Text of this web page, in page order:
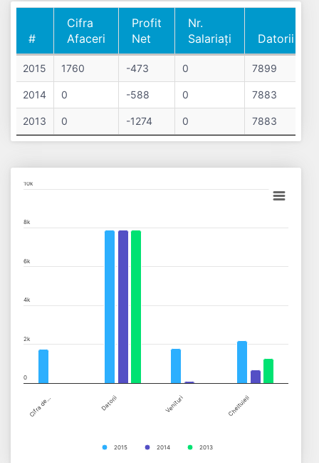
#
Cifra
Afaceri
Profit
Net
Nr.
Salariați
Datorii
#
Cifra
Afaceri
Profit
Net
Salariați
Datorii
2015 1760 -473 0 7899
2014 0 -588 0 7883
2013 0 -1274 0 7883
Chart
View as data table, Chart
The chart has 1 Y axis displaying values. Data ranges from 0 to
Cifra de… Datorii Venituri Cheltuieli
2015 2014 2013
0
2k
4k
6k
8k
10k